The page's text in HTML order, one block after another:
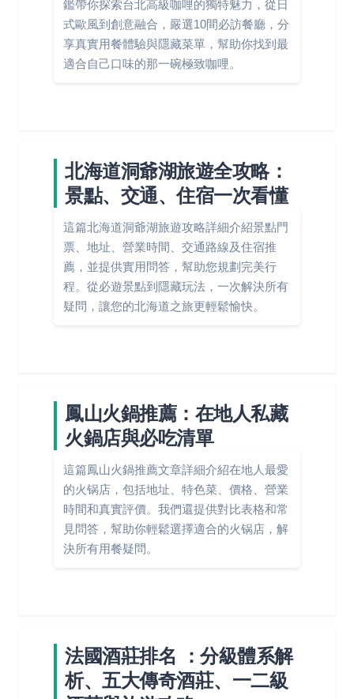
鑑帶你探索台北高級咖哩的獨特魅力，從日
式歐風到創意融合，嚴選10間必訪餐廳，分
享真實用餐體驗與隱藏菜單，幫助你找到最
適合自己口味的那一碗極致咖哩。
北海道洞爺湖旅遊全攻略：
景點、交通、住宿一次看懂
這篇北海道洞爺湖旅遊攻略詳細介紹景點門
票、地址、營業時間、交通路線及住宿推
薦，並提供實用問答，幫助您規劃完美行
程。從必遊景點到隱藏玩法，一次解決所有
疑問，讓您的北海道之旅更輕鬆愉快。
鳳山火鍋推薦：在地人私藏
火鍋店與必吃清單
這篇鳳山火鍋推薦文章詳細介紹在地人最愛
的火锅店，包括地址、特色菜、價格、營業
時間和真實評價。我們還提供對比表格和常
見問答，幫助你輕鬆選擇適合的火锅店，解
決所有用餐疑問。
法國酒莊排名 ：分級體系解
析、五大傳奇酒莊、一二級